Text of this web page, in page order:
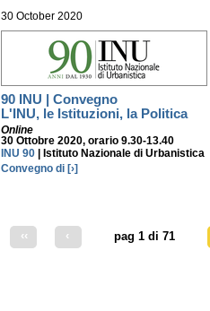
30 October 2020
90 INU | Convegno
L'INU, le Istituzioni, la Politica
Online
30 Ottobre 2020, orario 9.30-13.40
INU 90 | Istituto Nazionale di Urbanistica
Convegno di [›]
‹‹ ‹ pag 1 di 71